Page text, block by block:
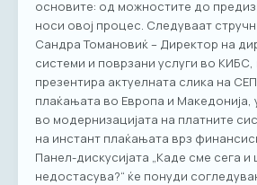
основите: од можностите до
носи овој процес. Следуваат
Сандра Томановиќ – Директор на
системи и поврзани услуги во КИБС,
презентира актуелната слика на
плаќањата во Европа и Македонија,
во модернизацијата на платните
на инстант плаќањата врз
Панел-дискусијата „Каде сме сега и
недостасува?“ ќе понуди